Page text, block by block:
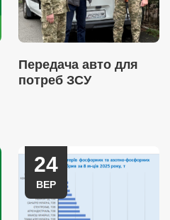
Передача авто для
потреб ЗСУ
24
ВЕР